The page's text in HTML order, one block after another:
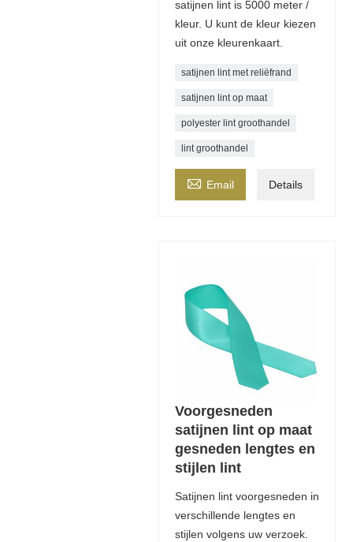
satijnen lint is 5000 meter /
kleur. U kunt de kleur kiezen
uit onze kleurenkaart.
satijnen lint met reliëfrand
satijnen lint op maat
polyester lint groothandel
lint groothandel
 Email Details
Voorgesneden
satijnen lint op maat
gesneden lengtes en
stijlen lint
Satijnen lint voorgesneden in
verschillende lengtes en
stijlen volgens uw verzoek.